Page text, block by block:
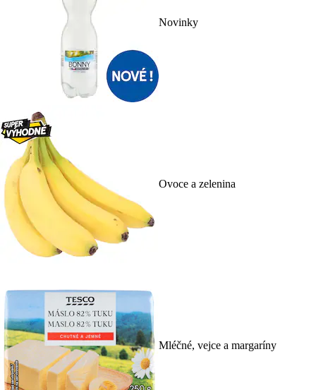
Novinky
Ovoce a zelenina
Mléčné, vejce a margaríny